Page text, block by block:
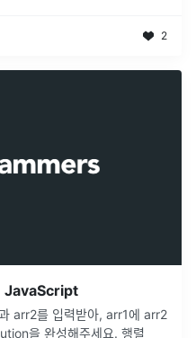
2
JavaScript
arr2를 입력받아, arr1에 arr2
을 완성해주세요. 행렬